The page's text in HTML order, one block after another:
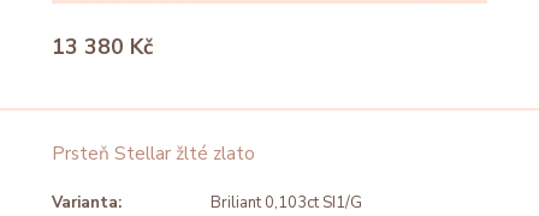
13 380 Kč
Prsteň Stellar žlté zlato
Varianta:
Briliant 0,103ct SI1/G